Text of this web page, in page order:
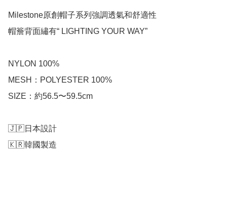
Milestone原創帽子系列強調透氣和舒適性
帽簷背面繡有“ LIGHTING YOUR WAY”
NYLON 100%
MESH：POLYESTER 100%
SIZE：約56.5〜59.5cm
🇯🇵日本設計
🇰🇷韓國製造